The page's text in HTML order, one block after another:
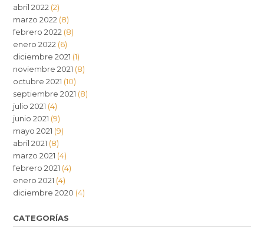
abril 2022 (2)
marzo 2022 (8)
febrero 2022 (8)
enero 2022 (6)
diciembre 2021 (1)
noviembre 2021 (8)
octubre 2021 (10)
septiembre 2021 (8)
julio 2021 (4)
junio 2021 (9)
mayo 2021 (9)
abril 2021 (8)
marzo 2021 (4)
febrero 2021 (4)
enero 2021 (4)
diciembre 2020 (4)
CATEGORÍAS